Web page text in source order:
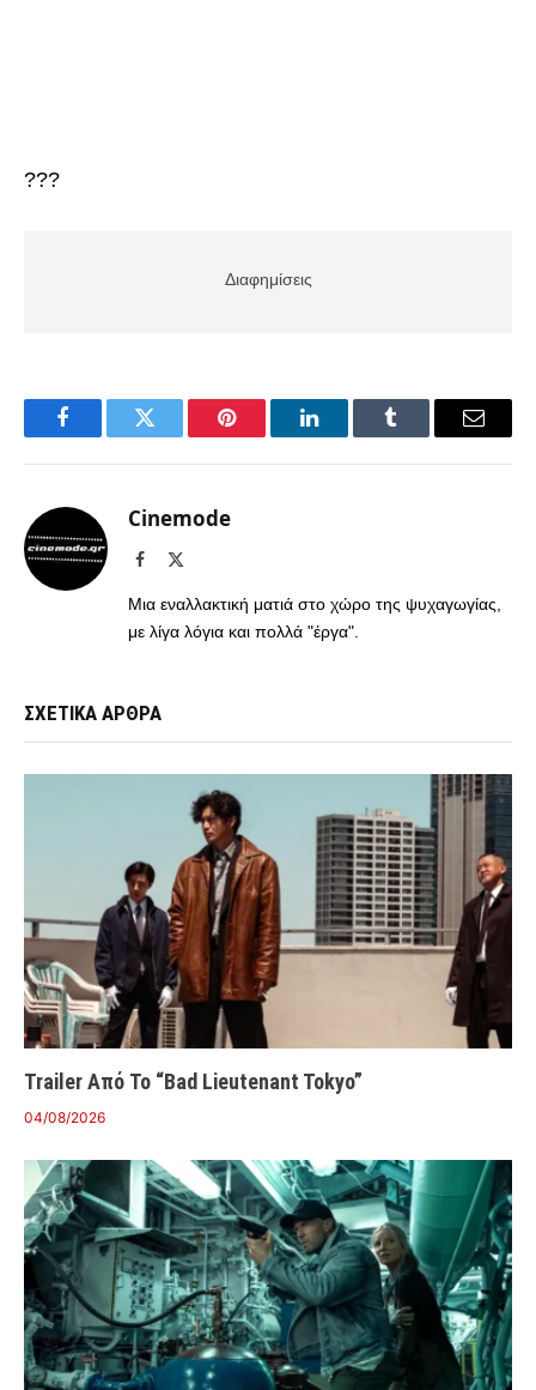
???
Διαφημίσεις
FacebookTwitter Pinterest LinkedInTumblr Email
Cinemode
Facebook
Μια εναλλακτική ματιά στο χώρο της ψυχαγωγίας,
με λίγα λόγια και πολλά "έργα".
ΣΧΕΤΙΚΑ ΑΡΘΡΑ
Trailer Από Το “Bad Lieutenant Tokyo”
04/08/2026